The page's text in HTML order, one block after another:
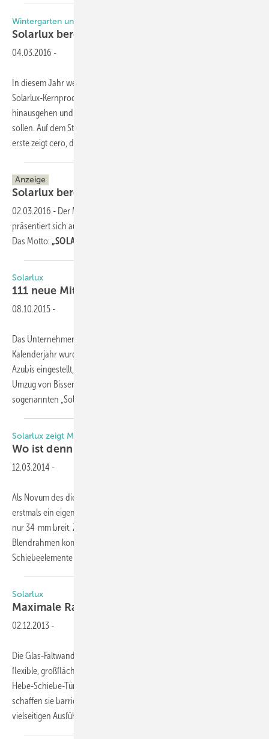
Wintergarten und mehr
Solarlux bereitet den Weg für
04.03.2016 -
In diesem Jahr werden Exponate gezeigt, die über die typischen
Solarlux-Kernprodukte wie Wintergarten und Glas-Faltwand
hinausgehen und mit einigen neuen Detaillösungen überraschen
sollen. Auf dem Stand werden drei Produktbereiche ausgestellt: Der
erste zeigt cero, das mehrfach
Anzeige
Solarlux bereitet den Weg für
02.03.2016 - Der Marktführer für Glas-Faltwände und Glas-Anbauten
präsentiert sich auf der fensterbau frontale in Nürnberg.
Das Motto: „SOLARLUX: Offen für
Solarlux
111 neue Mitarbeiter
08.10.2015 -
Das Unternehmen Solarlux ist auf Wachstumskurs: Im laufenden
Kalenderjahr wurden bereits bis August 86 neue Mitarbeiter und
Azubis eingestellt, hauptsächlich im Bereich Produktion. Nach dem
Umzug von Bissendorf auf das neue Firmengelände in Melle, dem
sogenannten „Solarlux-Campus“, ist
Solarlux zeigt MetallFenster
Wo ist denn nun der
12.03.2014 -
Als Novum des diesjährigen Messeauftritts zeigt Solarlux mit Cero
erstmals ein eigenes Fenster. Die wärmegedämmten Alu-Profile sind
nur 34 mm breit. Zudem lassen sich bei dem neuen System die
Blendrahmen komplett verdeckt einbauen. Bis zu 15 m2 große
Schiebeelemente mit einem Höchstgewicht
Solarlux
Maximale Raumöffnung
02.12.2013 -
Die Glas-Faltwandsysteme des Herstellers Solarlux ermöglichen
flexible, großflächige Raumöffnungen, die mit Standardfenstern und
Hebe-Schiebe-Türen nicht erreichbar seien. Komplett geöffnet
schaffen sie barrierefreie Übergänge von innen nach außen in
vielseitigen Ausführungen und